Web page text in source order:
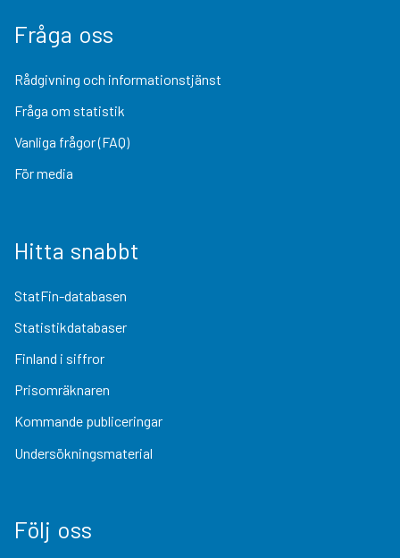
Fråga oss
Rådgivning och informationstjänst
Fråga om statistik
Vanliga frågor (FAQ)
För media
Hitta snabbt
StatFin-databasen
Statistikdatabaser
Finland i siffror
Prisomräknaren
Kommande publiceringar
Undersökningsmaterial
Följ oss